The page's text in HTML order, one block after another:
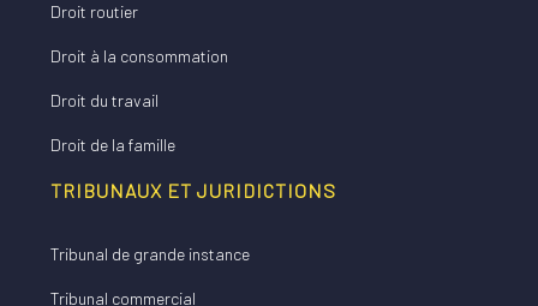
Droit routier
Droit à la consommation
Droit du travail
Droit de la famille
TRIBUNAUX ET JURIDICTIONS
Tribunal de grande instance
Tribunal commercial